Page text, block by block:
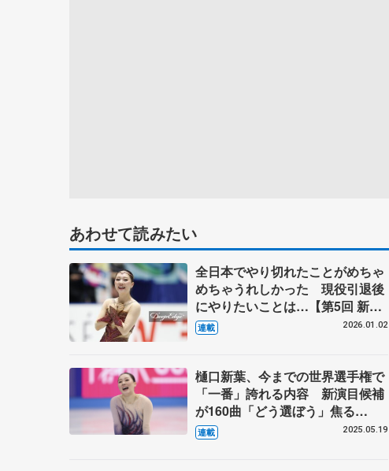
あわせて読みたい
全日本でやり切れたことがめちゃ
めちゃうれしかった 現役引退後
にやりたいことは…【第5回 新葉
のことば】
連載 2026.01.02
樋口新葉、今までの世界選手権で
「一番」誇れる内容 新演目候補
が160曲「どう選ぼう」焦る
日々 五輪へ今、何の制約ない
「黄金の1週間」欲しい 【第3
連載 2025.05.19